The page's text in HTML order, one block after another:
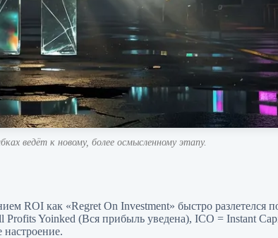
ведёт к новому, более осмысленному этапу.
ROI как «Regret On Investment» быстро разлетелся
Yoinked (Вся прибыль уведена), ICO = Instant